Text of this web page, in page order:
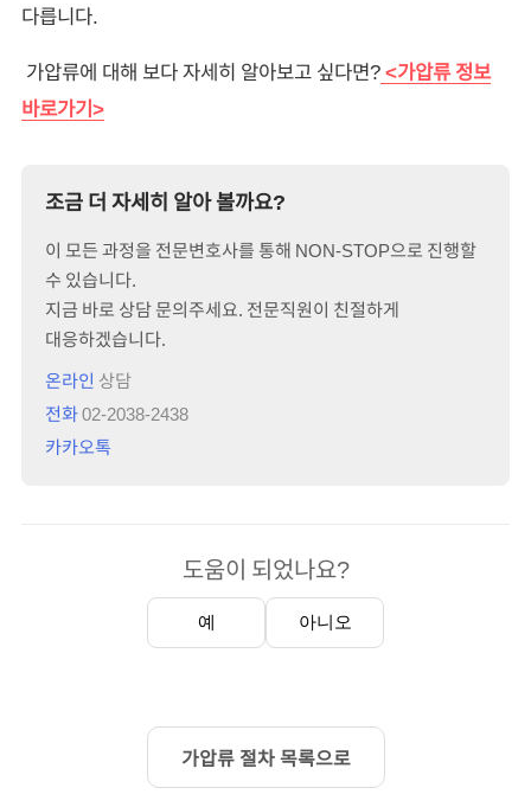
다릅니다.
가압류에 대해 보다 자세히 알아보고 싶다면?<가압류 정보
바로가기>
조금 더 자세히 알아 볼까요?
이 모든 과정을 전문변호사를 통해 NON-STOP으로 진행할
수 있습니다.
지금 바로 상담 문의주세요. 전문직원이 친절하게
대응하겠습니다.
온라인 상담
전화02-2038-2438
카카오톡
도움이 되었나요?
예 아니오
가압류 절차 목록으로